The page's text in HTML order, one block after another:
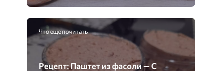
Что еще почитать
Рецепт: Паштет из фасоли — С